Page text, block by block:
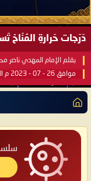
بقلم الإمام المهدي ناصر محمد اليماني
موافق 26 - 07 - 2023 م الساعة 07:46 صباحًا بحسب التقويم الرسمي لأمّ القُرى